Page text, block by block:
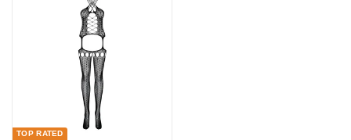
TOP RATED